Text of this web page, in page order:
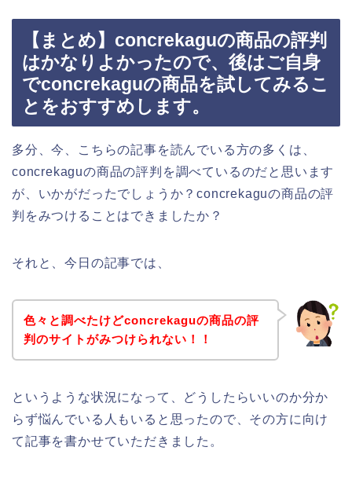
【まとめ】concrekaguの商品の評判
はかなりよかったので、後はご自身
でconcrekaguの商品を試してみるこ
とをおすすめします。
多分、今、こちらの記事を読んでいる方の多くは、
concrekaguの商品の評判を調べているのだと思います
が、いかがだったでしょうか？concrekaguの商品の評
判をみつけることはできましたか？
それと、今日の記事では、
色々と調べたけどconcrekaguの商品の評
判のサイトがみつけられない！！
というような状況になって、どうしたらいいのか分か
らず悩んでいる人もいると思ったので、その方に向け
て記事を書かせていただきました。